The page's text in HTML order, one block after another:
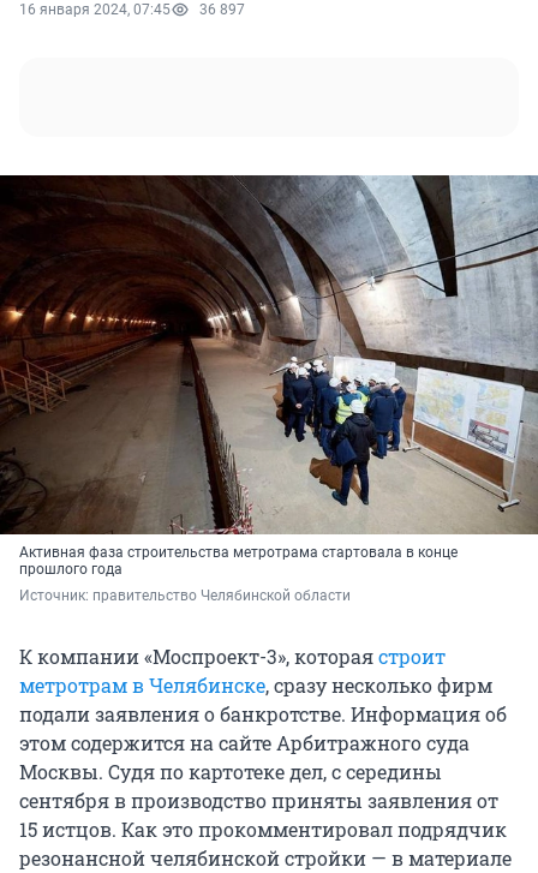
16 января 2024, 07:45 36 897
Активная фаза строительства метротрама стартовала в конце
прошлого года
Источник: правительство Челябинской области
К компании «Моспроект-3», котораястроит
метротрам в Челябинске, сразу несколько фирм
подали заявления о банкротстве. Информация об
этом содержится на сайте Арбитражного суда
Москвы. Судя по картотеке дел, с середины
сентября в производство приняты заявления от
15 истцов. Как это прокомментировал подрядчик
резонансной челябинской стройки — в материале